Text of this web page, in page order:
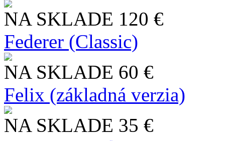
NA SKLADE 120 €
Federer (Classic)
NA SKLADE 60 €
Felix (základná verzia)
NA SKLADE 35 €